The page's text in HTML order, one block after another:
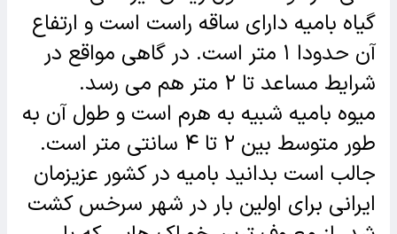
گیاه بامیه دارای ساقه راست است و ارتفاع
آن حدودا ۱ متر است. در گاهی مواقع در
شرایط مساعد تا ۲ متر هم می رسد.
میوه بامیه شبیه به هرم است و طول آن به
طور متوسط بین ۲ تا ۴ سانتی متر است.
جالب است بدانید بامیه در کشور عزیزمان
ایرانی برای اولین بار در شهر سرخس کشت